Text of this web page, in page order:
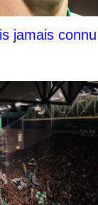
jamais